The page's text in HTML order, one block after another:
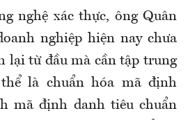
nghệ xác thực, ông Quân
nghiệp hiện nay chưa
lại từ đầu mà cần tập trung
là chuẩn hóa mã định
mã định danh tiêu chuẩn